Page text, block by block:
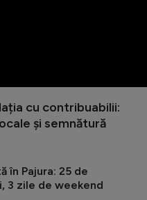
cu contribuabilii:
și semnătură
în Pajura: 25 de
3 zile de weekend